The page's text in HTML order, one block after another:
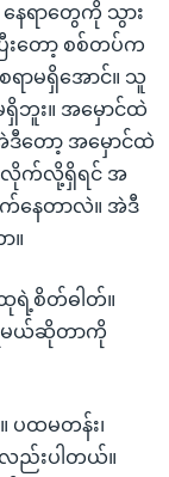
နေရာတွေကို သွား
းတော့ စစ်တပ်က
ာမရှိအောင်။ သူ
ဘူး။ အမှောင်ထဲ
တော့ အမှောင်ထဲ
းလိုက်လို့ရှိရင် အ
က်နေတာလဲ။ အဲဒီ
။
ထုရဲ့စိတ်ဓါတ်။
မယ်ဆိုတာကို
ပထမတန်း၊
ည်းပါတယ်။